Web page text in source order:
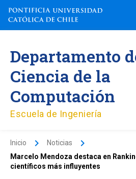
contenido
Departamento
Ciencia de la
Computación
Escuela de Ingeniería
Inicio
Noticias
Marcelo Mendoza destaca en
científicos más influyentes